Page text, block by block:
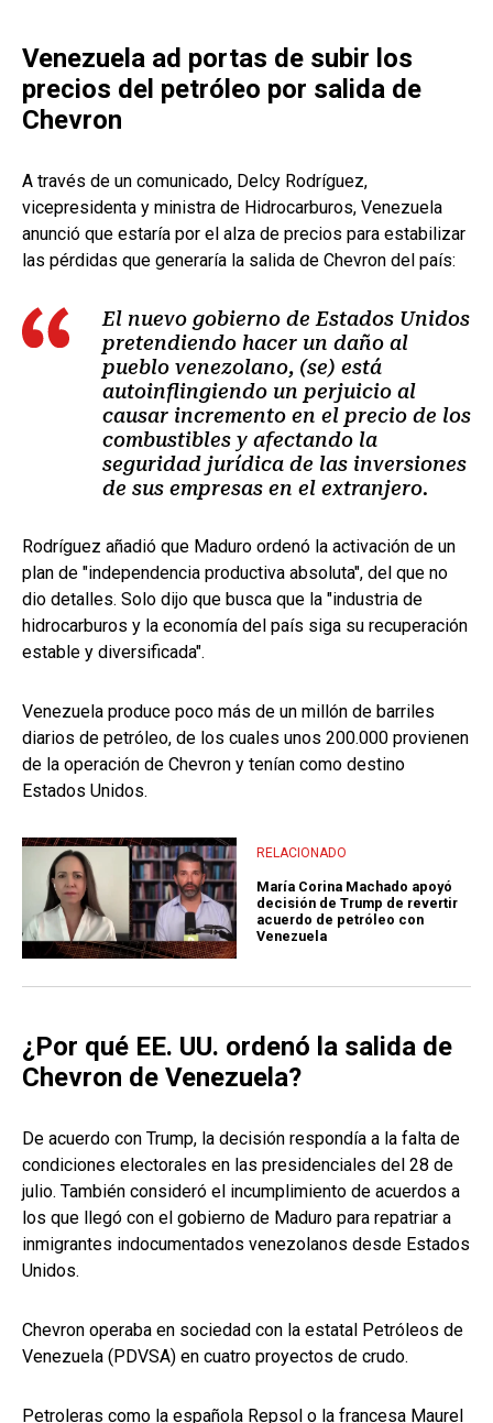
Venezuela ad portas de subir los
precios del petróleo por salida de
Chevron
A través de un comunicado, Delcy Rodríguez,
vicepresidenta y ministra de Hidrocarburos, Venezuela
anunció que estaría por el alza de precios para estabilizar
las pérdidas que generaría la salida de Chevron del país:
El nuevo gobierno de Estados Unidos
pretendiendo hacer un daño al
pueblo venezolano, (se) está
autoinflingiendo un perjuicio al
causar incremento en el precio de los
combustibles y afectando la
seguridad jurídica de las inversiones
de sus empresas en el extranjero.
Rodríguez añadió que Maduro ordenó la activación de un
plan de "independencia productiva absoluta", del que no
dio detalles. Solo dijo que busca que la "industria de
hidrocarburos y la economía del país siga su recuperación
estable y diversificada".
Venezuela produce poco más de un millón de barriles
diarios de petróleo, de los cuales unos 200.000 provienen
de la operación de Chevron y tenían como destino
Estados Unidos.
RELACIONADO
María Corina Machado apoyó
decisión de Trump de revertir
acuerdo de petróleo con
Venezuela
¿Por qué EE. UU. ordenó la salida de
Chevron de Venezuela?
De acuerdo con Trump, la decisión respondía a la falta de
condiciones electorales en las presidenciales del 28 de
julio. También consideró el incumplimiento de acuerdos a
los que llegó con el gobierno de Maduro para repatriar a
inmigrantes indocumentados venezolanos desde Estados
Unidos.
Chevron operaba en sociedad con la estatal Petróleos de
Venezuela (PDVSA) en cuatro proyectos de crudo.
Petroleras como la española Repsol o la francesa Maurel